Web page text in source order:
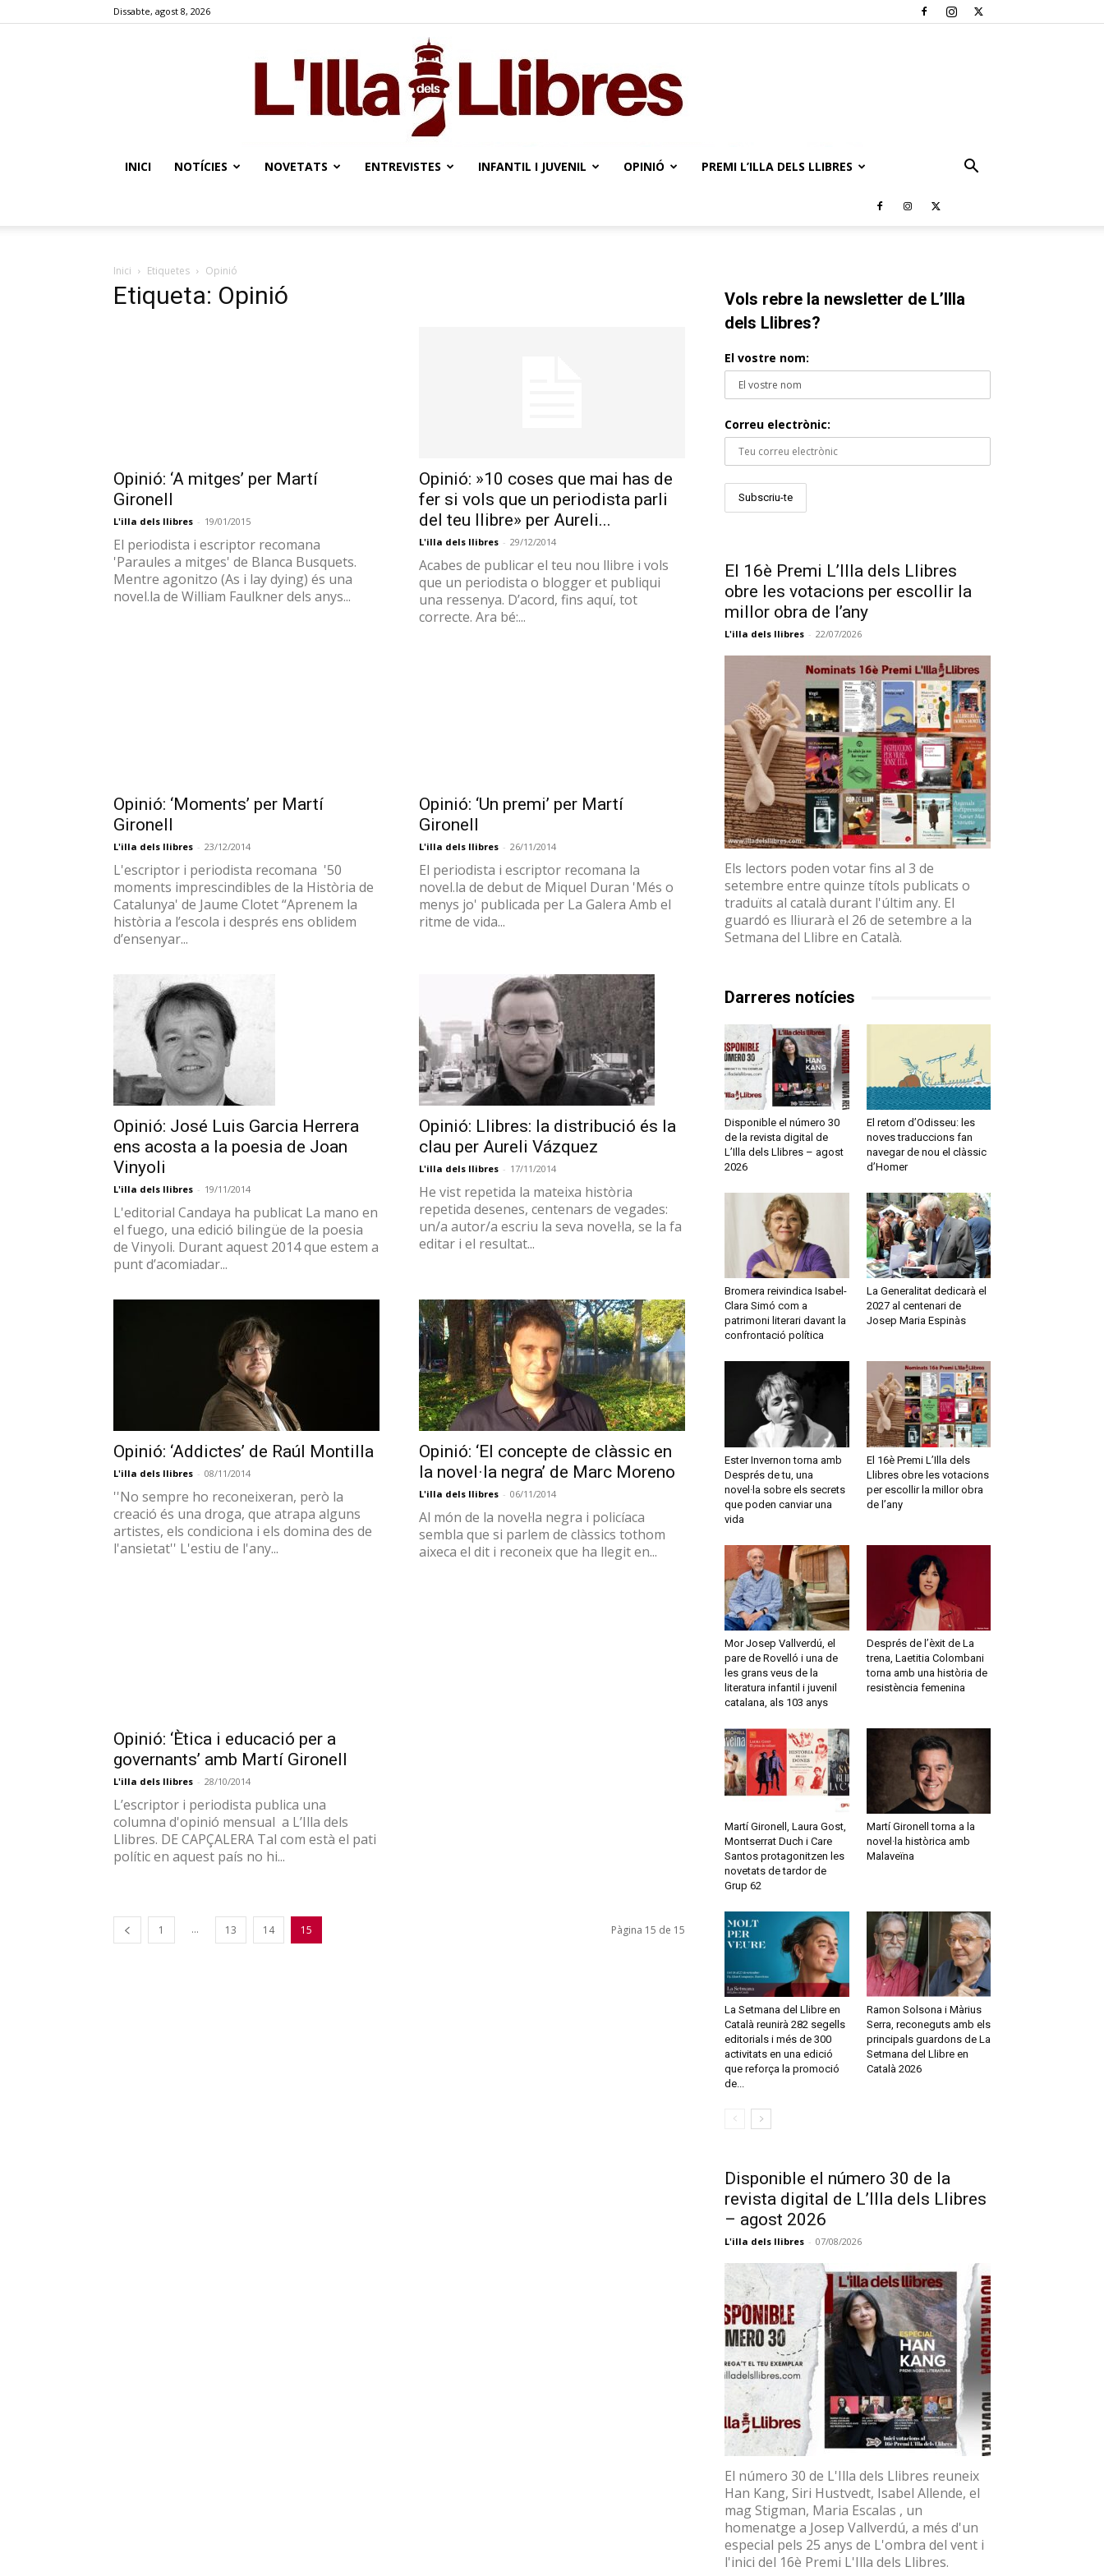
Dissabte, agost 8, 2026
INICI NOTÍCIES NOVETATS ENTREVISTES INFANTIL I JUVENIL OPINIÓ PREMI L’ILLA DELS LLIBRES
Inici Etiquetes Opinió
Etiqueta: Opinió
Opinió: »10 coses que mai has de
fer si vols que un periodista parli
del teu llibre» per Aureli...
L'illa dels llibres - 29/12/2014
Acabes de publicar el teu nou llibre i vols
que un periodista o blogger et publiqui
una ressenya. D’acord, fins aquí, tot
correcte. Ara bé:...
d’ensenyar...
Opinió: José Luis Garcia Herrera
ens acosta a la poesia de Joan
Vinyoli
L'illa dels llibres - 19/11/2014
L'editorial Candaya ha publicat La mano en
el fuego, una edició bilingüe de la poesia
de Vinyoli. Durant aquest 2014 que estem a
punt d’acomiadar...
Opinió: Llibres: la distribució és la
clau per Aureli Vázquez
L'illa dels llibres - 17/11/2014
He vist repetida la mateixa història
repetida desenes, centenars de vegades:
un/a autor/a escriu la seva novel·la, se la fa
Opinió: ‘Addictes’ de Raúl Montilla
08/11/2014
''No sempre ho reconeixeran, però la
creació és una droga, que atrapa alguns
artistes, els condiciona i els domina des de
l'ansietat'' L'estiu de l'any...
Opinió: ‘El concepte de clàssic en
la novel·la negra’ de Marc Moreno
L'illa dels llibres - 06/11/2014
Al món de la novel·la negra i policíaca
sembla que si parlem de clàssics tothom
aixeca el dit i reconeix que ha llegit en...
Opinió: ‘Ètica i educació per a
governants’ amb Martí Gironell
L'illa dels llibres - 28/10/2014
L’escriptor i periodista publica una
columna d'opinió mensual a L’Illa dels
Vols rebre la newsletter de L’Illa
dels Llibres?
El vostre nom:
Correu electrònic:
El 16è Premi L’Illa dels Llibres
obre les votacions per escollir la
millor obra de l’any
L'illa dels llibres - 22/07/2026
Els lectors poden votar fins al 3 de
setembre entre quinze títols publicats o
traduïts al català durant l'últim any. El
guardó es lliurarà el 26 de setembre a la
Setmana del Llibre en Català.
Darreres notícies
Disponible el número 30
de la revista digital de
L’Illa dels Llibres – agost
2026
El retorn d’Odisseu: les
noves traduccions fan
navegar de nou el clàssic
d’Homer
Bromera reivindica Isabel-
Clara Simó com a
patrimoni literari davant la
confrontació política
La Generalitat dedicarà el
2027 al centenari de
Josep Maria Espinàs
Ester Invernon torna amb
Després de tu, una
novel·la sobre els secrets
que poden canviar una
vida
El 16è Premi L’Illa dels
Llibres obre les votacions
per escollir la millor obra
de l’any
Mor Josep Vallverdú, el
pare de Rovelló i una de
les grans veus de la
literatura infantil i juvenil
catalana, als 103 anys
Després de l’èxit de La
trena, Laetitia Colombani
torna amb una història de
resistència femenina
Martí Gironell, Laura Gost,
Montserrat Duch i Care
Santos protagonitzen les
novetats de tardor de
Grup 62
Martí Gironell torna a la
novel·la històrica amb
Malaveïna
La Setmana del Llibre en
Català reunirà 282 segells
editorials i més de 300
activitats en una edició
que reforça la promoció
de...
Ramon Solsona i Màrius
Serra, reconeguts amb els
principals guardons de La
Setmana del Llibre en
Català 2026
Disponible el número 30 de la
revista digital de L’Illa dels Llibres
– agost 2026
L'illa dels llibres - 07/08/2026
El número 30 de L'Illa dels Llibres reuneix
Han Kang, Siri Hustvedt, Isabel Allende, el
mag Stigman, Maria Escalas , un
homenatge a Josep Vallverdú, a més d'un
especial pels 25 anys de L'ombra del vent i
l'inici del 16è Premi L'Illa dels Llibres.